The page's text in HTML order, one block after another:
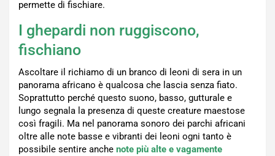
permette di fischiare.
I ghepardi non ruggiscono,
fischiano
Ascoltare il richiamo di un branco di leoni di sera in un
panorama africano è qualcosa che lascia senza fiato.
Soprattutto perché questo suono, basso, gutturale e
lungo segnala la presenza di queste creature maestose
così fragili. Ma nel panorama sonoro dei parchi africani
oltre alle note basse e vibranti dei leoni ogni tanto è
possibile sentire anche note più alte e vagamente